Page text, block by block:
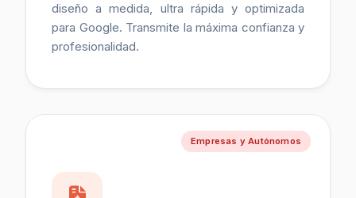
diseño a medida, ultra rápida y optimizada
para Google. Transmite la máxima confianza y
profesionalidad.
Empresas y Autónomos